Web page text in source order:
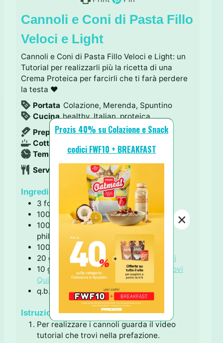
Cannoli e Coni di Pasta Fillo
Veloci e Light
Cannoli e Coni di Pasta Fillo Veloci e Light: un
Tutorial per realizzarli più la ricetta di una
Crema Proteica per farcirli che ti farà perdere
la testa ♥
Portata Colazione, Merenda, Spuntino
Cucina healthy, Italian, proteica
Preparazione 10m
n
u
t
i
minuti
Cottura
i
n
Tempo totale 30m
i
n
u
t
i
minuti
Servings
cannoli/coni
Ingredienti
3 fogli
Pasta Fillo *
100
ricotta
100
formaggio morbido light (tipo
philadelphia)
100
fiocchi di latte
20 g proteine alla vaniglia Le Trovi Qui
10 g farina di cocco degrassata
La Trovi
Qui
q.b.
vaniglia
Istruzioni
Per realizzare i cannoli guarda il video
tutorial che trovi nella prefazione.
Prozis 40% su Colazione e Snack
codici FWF10 + BREAKFAST
×